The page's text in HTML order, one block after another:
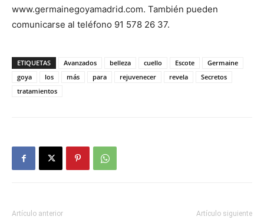
www.germainegoyamadrid.com. También pueden
comunicarse al teléfono 91 578 26 37.
ETIQUETAS Avanzados belleza cuello Escote
Germaine
goya
los más para rejuvenecer revela
Secretos
tratamientos
Artículo anterior Artículo siguiente